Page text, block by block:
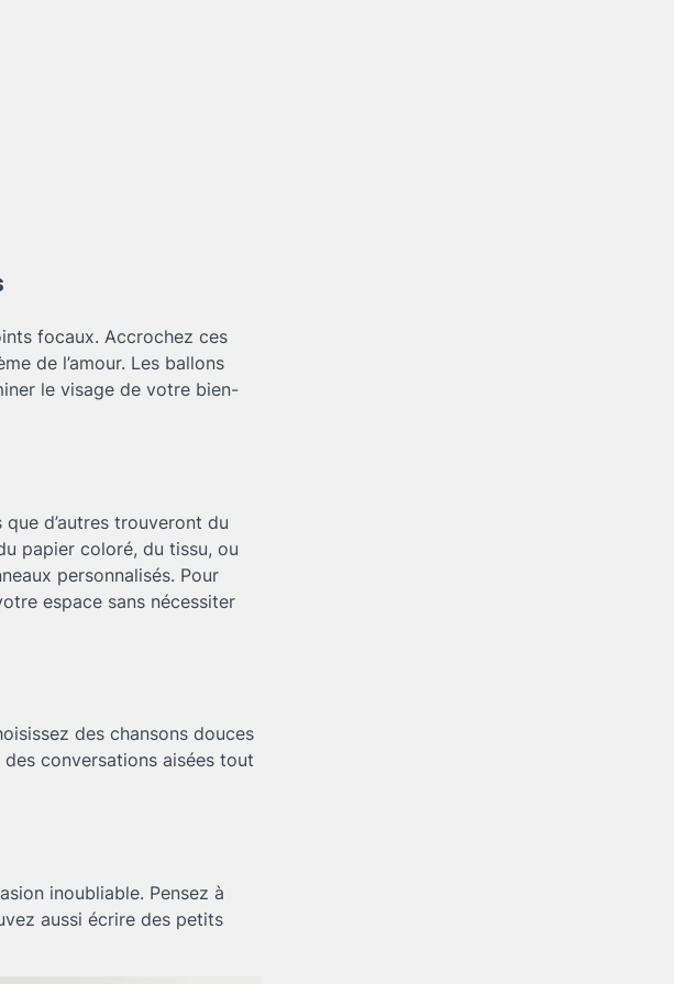
focaux. Accrochez ces
de l’amour. Les ballons
le visage de votre bien-
d’autres trouveront du
papier coloré, du tissu, ou
personnalisés. Pour
espace sans nécessiter
des chansons douces
conversations aisées tout
inoubliable. Pensez à
aussi écrire des petits